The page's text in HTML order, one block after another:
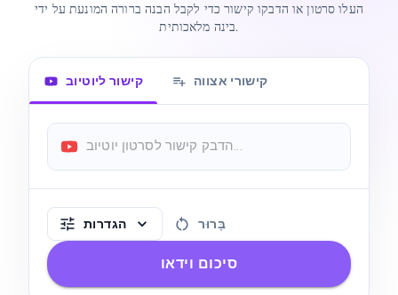
העלו סרטון או הדבקו קישור כדי לקבל הבנה ברורה המונעת על ידי
בינה מלאכותית.
קישור ליוטיוב קישורי אצווה
הגדרות בָּרוּר
סיכום וידאו